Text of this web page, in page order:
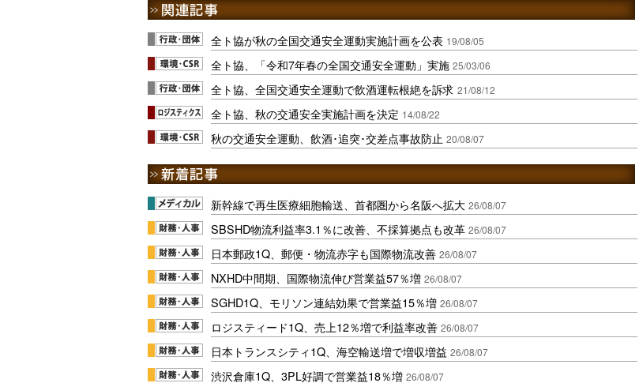
全ト協が秋の全国交通安全運動実施計画を公表 19/08/05
全ト協、「令和7年春の全国交通安全運動」実施 25/03/06
全ト協、全国交通安全運動で飲酒運転根絶を訴求 21/08/12
全ト協、秋の交通安全実施計画を決定 14/08/22
秋の交通安全運動、飲酒･追突･交差点事故防止 20/08/07
新幹線で再生医療細胞輸送、首都圏から名阪へ拡大 26/08/07
SBSHD物流利益率3.1％に改善、不採算拠点も改革 26/08/07
日本郵政1Q、郵便・物流赤字も国際物流改善 26/08/07
NXHD中間期、国際物流伸び営業益57％増 26/08/07
SGHD1Q、モリソン連結効果で営業益15％増 26/08/07
ロジスティード1Q、売上12％増で利益率改善 26/08/07
日本トランスシティ1Q、海空輸送増で増収増益 26/08/07
渋沢倉庫1Q、3PL好調で営業益18％増 26/08/07